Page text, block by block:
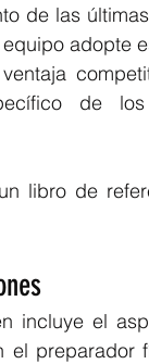
de las
adopte
de los
libro de
incluye el
el preparador